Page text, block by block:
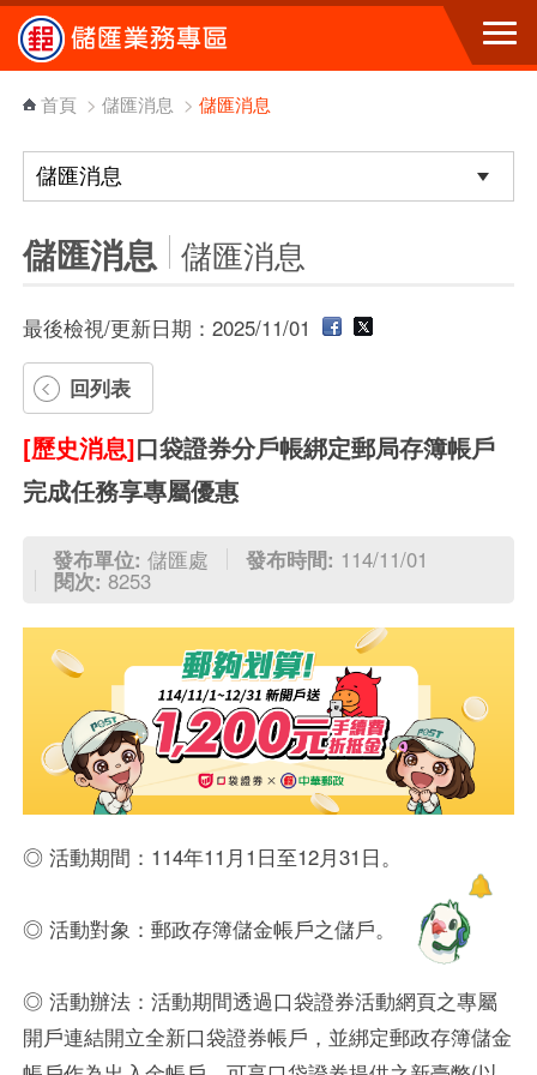
跳到主要內容區塊
首頁 > 儲匯消息 > 儲匯消息
儲匯消息 儲匯消息
最後檢視/更新日期：2025/11/01
回列表
[歷史消息]口袋證券分戶帳綁定郵局存簿帳戶
完成任務享專屬優惠
發布單位: 儲匯處 發布時間: 114/11/01
閱次: 8253
◎ 活動期間：114年11月1日至12月31日。
◎ 活動對象：郵政存簿儲金帳戶之儲戶。
◎ 活動辦法：活動期間透過口袋證券活動網頁之專屬
開戶連結開立全新口袋證券帳戶，並綁定郵政存簿儲金